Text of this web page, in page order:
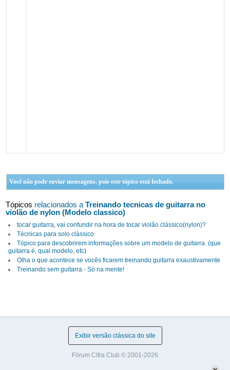
Você não pode enviar mensagens, pois este tópico está fechado.
Tópicos relacionados aTreinando tecnicas de guitarra no
violão de nylon (Modelo classico)
tocar guitarra, vai confundir na hora de tocar violão clássico(nylon)?
Técnicas para solo clássico
Tópico para descobrirem informações sobre um modelo de guitarra. (que
guitarra é, qual modelo, etc)
Olha o que acontece se vocês ficarem treinando guitarra exaustivamente
Treinando sem guitarra - Só na mente!
Exibir versão clássica do site
Fórum Cifra Club © 2001-2026